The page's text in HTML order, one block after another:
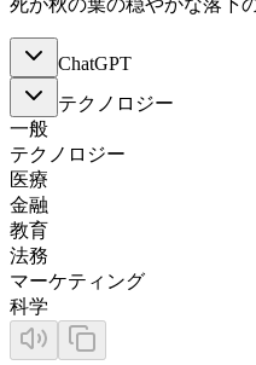
死が秋の葉の穏やかな落下
ChatGPT
テクノロジー
一般
テクノロジー
医療
金融
教育
法務
マーケティング
科学